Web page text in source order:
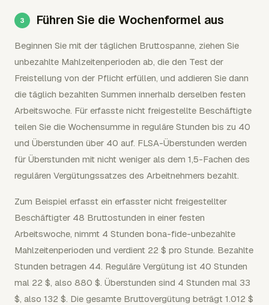
Führen Sie die Wochenformel aus
Beginnen Sie mit der täglichen Bruttospanne, ziehen Sie
unbezahlte Mahlzeitenperioden ab, die den Test der
Freistellung von der Pflicht erfüllen, und addieren Sie dann
die täglich bezahlten Summen innerhalb derselben festen
Arbeitswoche. Für erfasste nicht freigestellte Beschäftigte
teilen Sie die Wochensumme in reguläre Stunden bis zu 40
und Überstunden über 40 auf. FLSA-Überstunden werden
für Überstunden mit nicht weniger als dem 1,5-Fachen des
regulären Vergütungssatzes des Arbeitnehmers bezahlt.
Zum Beispiel erfasst ein erfasster nicht freigestellter
Beschäftigter 48 Bruttostunden in einer festen
Arbeitswoche, nimmt 4 Stunden bona-fide-unbezahlte
Mahlzeitenperioden und verdient 22 $ pro Stunde. Bezahlte
Stunden betragen 44. Reguläre Vergütung ist 40 Stunden
mal 22 $, also 880 $. Überstunden sind 4 Stunden mal 33
$, also 132 $. Die gesamte Bruttovergütung beträgt 1.012 $